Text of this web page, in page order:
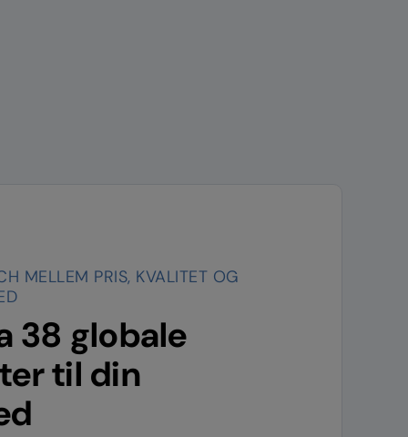
MELLEM PRIS, KVALITET OG
38 globale
til din